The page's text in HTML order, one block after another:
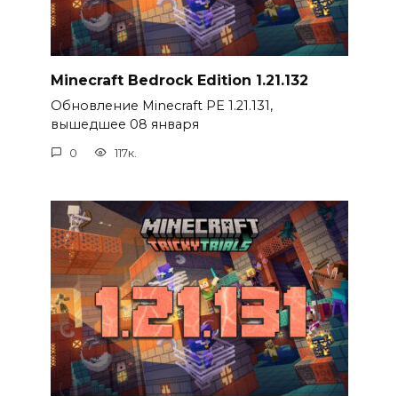
Minecraft Bedrock Edition 1.21.132
Обновление Minecraft PE 1.21.131,
вышедшее 08 января
0 117к.